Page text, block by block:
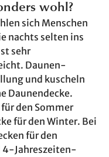
wohl?
sich Menschen
nachts selten ins
sehr
Daunen-
und kuscheln
Daunendecke.
den Sommer
für den Winter. Bei
für den
4-Jahreszeiten-